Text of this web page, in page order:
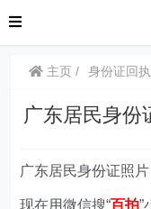
主页 身份证回执
广东居民身份
广东居民身份证照
现在用微信搜“百拍”